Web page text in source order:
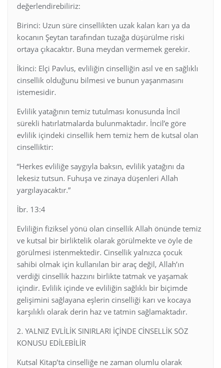
değerlendirebiliriz:
Birinci: Uzun süre cinsellikten uzak kalan karı ya da
kocanın Şeytan tarafından tuzağa düşürülme riski
ortaya çıkacaktır. Buna meydan vermemek gerekir.
İkinci: Elçi Pavlus, evliliğin cinselliğin asıl ve en sağlıklı
cinsellik olduğunu bilmesi ve bunun yaşanmasını
istemesidir.
Evlilik yatağının temiz tutulması konusunda İncil
sürekli hatırlatmalarda bulunmaktadır. İncil’e göre
evlilik içindeki cinsellik hem temiz hem de kutsal olan
cinselliktir:
“Herkes evliliğe saygıyla baksın, evlilik yatağını da
lekesiz tutsun. Fuhuşa ve zinaya düşenleri Allah
yargılayacaktır.”
İbr. 13:4
Evliliğin fiziksel yönü olan cinsellik Allah önünde temiz
ve kutsal bir birliktelik olarak görülmekte ve öyle de
görülmesi istenmektedir. Cinsellik yalnızca çocuk
sahibi olmak için kullanılan bir araç değil, Allah’ın
verdiği cinsellik hazzını birlikte tatmak ve yaşamak
içindir. Evlilik içinde ve evliliğin sağlıklı bir biçimde
gelişimini sağlayana eşlerin cinselliği karı ve kocaya
karşılıklı olarak derin haz ve tatmin sağlamaktadır.
2. YALNIZ EVLİLİK SINIRLARI İÇİNDE CİNSELLİK SÖZ
KONUSU EDİLEBİLİR
Kutsal Kitap’ta cinselliğe ne zaman olumlu olarak